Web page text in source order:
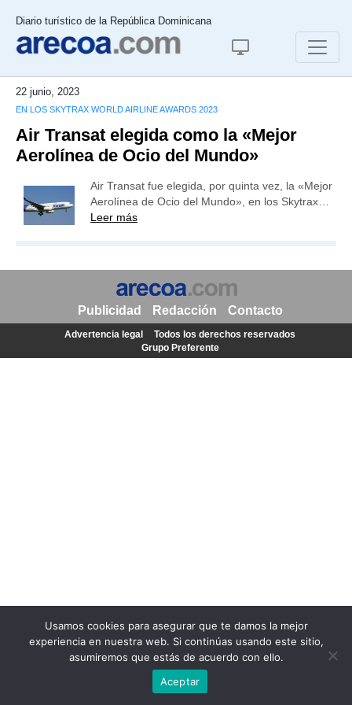
Diario turístico de la República Dominicana
22 junio, 2023
EN LOS SKYTRAX WORLD AIRLINE AWARDS 2023
Air Transat elegida como la «Mejor
Aerolínea de Ocio del Mundo»
Air Transat fue elegida, por quinta vez, la «Mejor
Aerolínea de Ocio del Mundo», en los Skytrax…
Leer más
Usamos cookies para asegurar que te damos la mejor
experiencia en nuestra web. Si continúas usando este sitio,
asumiremos que estás de acuerdo con ello.
Aceptar
Publicidad Redacción Contacto
Advertencia legal
Todos los derechos reservados
Grupo Preferente